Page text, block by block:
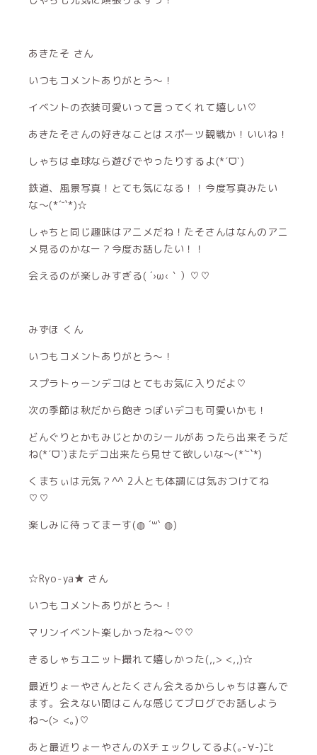
あきたそ さん
いつもコメントありがとう〜！
イベントの衣装可愛いって言ってくれて嬉しい♡
あきたそさんの好きなことはスポーツ観戦か！いいね！
しゃちは卓球なら遊びでやったりするよ(*ˊᗜˋ)
鉄道、風景写真！とても気になる！！今度写真みたい
な〜(*´˘`*)☆
しゃちと同じ趣味はアニメだね！たそさんはなんのアニ
メ見るのかなー？今度お話したい！！
会えるのが楽しみすぎる( ´›ω‹｀）♡♡
みずほ くん
いつもコメントありがとう〜！
スプラトゥーンデコはとてもお気に入りだよ♡
次の季節は秋だから飽きっぽいデコも可愛いかも！
どんぐりとかもみじとかのシールがあったら出来そうだ
ね(*ˊᗜˋ)またデコ出来たら見せて欲しいな〜(*´˘`*)
くまちぃは元気？^^ 2人とも体調には気おつけてね
♡♡
楽しみに待ってまーす(◍ ´꒳` ◍)
☆Ryo-ya★ さん
いつもコメントありがとう〜！
マリンイベント楽しかったね〜♡♡
きるしゃちユニット撮れて嬉しかった(,,> <,,)☆
最近りょーやさんとたくさん会えるからしゃちは喜んで
ます。会えない間はこんな感じてブログでお話しよう
ね〜(> <｡)♡
あと最近りょーやさんのXチェックしてるよ(｡-∀-)ﾆﾋ